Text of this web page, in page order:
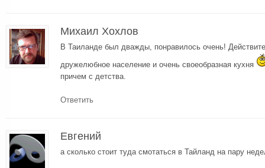
Михаил Хохлов
В Таиланде был дважды, понравилось очень!
дружелюбное население и очень своеобразная кухня
причем с детства.
Ответить
Евгений
а сколько стоит туда смотаться в Тайланд на пару